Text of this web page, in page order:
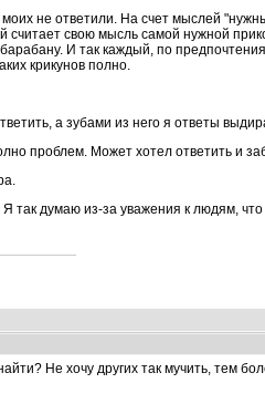
не ответили. На счет мыслей
считает свою мысль самой нужной
И так каждый, по
крикунов полно.
а зубами из него я ответы
проблем. Может хотел ответить и
так думаю из-за уважения к людям,
Не хочу других так мучить, тем